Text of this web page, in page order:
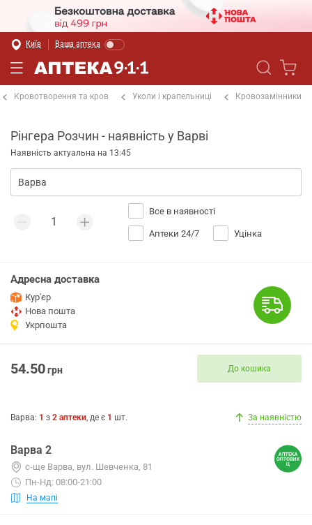
Київ Ваша аптека
Кровотворення та кров Уколи і крапельниці Кровозамінники
Рінгера Розчин - наявність у Варві
Наявність актуальна на 13:45
Все в наявності
Аптеки 24/7 Уцінка
Адресна доставка
Кур'єр
Нова пошта
Укрпошта
54.50грн До кошика
Варва: 1 з 2 аптеки, де є 1 шт. За наявністю
Варва 2
с-ще Варва, вул. Шевченка, 81
Пн-Нд: 08:00-21:00
На мапі